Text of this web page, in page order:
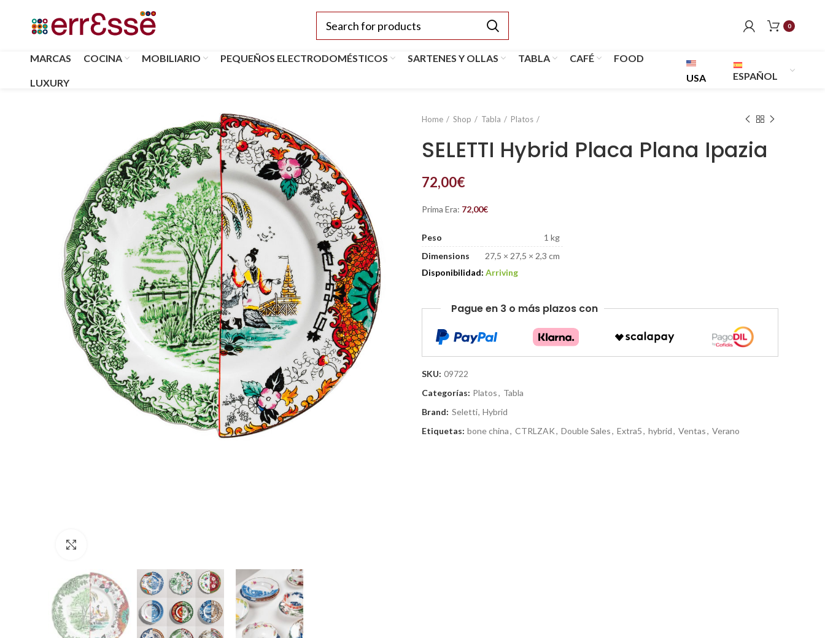
0
MARCAS COCINA MOBILIARIO PEQUEÑOS ELECTRODOMÉSTICOS SARTENES Y OLLAS TABLA CAFÉ FOOD
LUXURY USA ESPAÑOL
Home Shop Tabla Platos
SELETTI Hybrid Placa Plana Ipazia
72,00€
Prima Era: 72,00€
Peso
1 kg
Dimensions
27,5 × 27,5 × 2,3 cm
Disponibilidad: Arriving
Pague en 3 o más plazos con
SKU: 09722
Categorías: Platos, Tabla
Brand: Seletti, Hybrid
Etiquetas: bone china, CTRLZAK, Double Sales, Extra5, hybrid, Ventas, Verano